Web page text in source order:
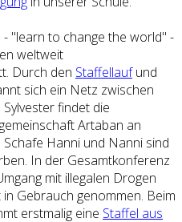
- "learn to change the world" -
weltweit
Durch den Staffellaufund
sich ein Netz zwischen
findet die
Artaban an
Hanni und Nanni sind
In der Gesamtkonferenz
mit illegalen Drogen
Gebrauch genommen. Beim
erstmalig eine Staffel aus